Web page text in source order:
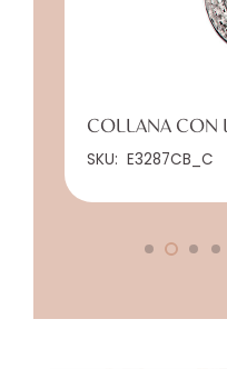
COLLANA CON
SKU: E3287CB_C